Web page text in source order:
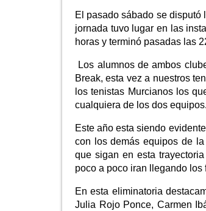
El pasado sábado se disputó
jornada tuvo lugar en las
horas y terminó pasadas las
Los alumnos de ambos
Break, esta vez a nuestros
los tenistas Murcianos los
cualquiera de los dos equipos.
Este año esta siendo
con los demás equipos de
que sigan en esta
poco a poco iran llegando los
En esta eliminatoria
Julia Rojo Ponce, Carmen